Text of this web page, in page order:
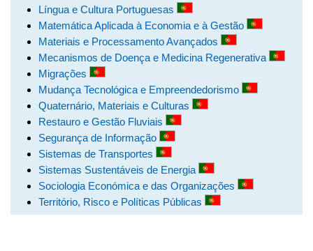
Língua e Cultura Portuguesas
Matemática Aplicada à Economia e à Gestão
Materiais e Processamento Avançados
Mecanismos de Doença e Medicina Regenerativa
Migrações
Mudança Tecnológica e Empreendedorismo
Quaternário, Materiais e Culturas
Restauro e Gestão Fluviais
Segurança de Informação
Sistemas de Transportes
Sistemas Sustentáveis de Energia
Sociologia Económica e das Organizações
Território, Risco e Políticas Públicas